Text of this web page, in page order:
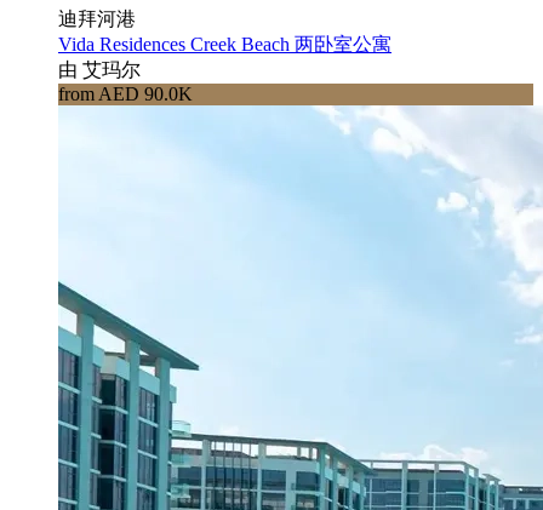
迪拜河港
Vida Residences Creek Beach 两卧室公寓
由 艾玛尔
from AED 90.0K